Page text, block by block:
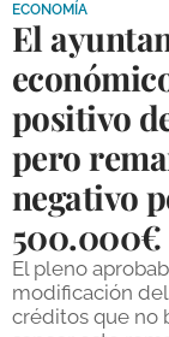
DEPORTES
COMPETICIONES
OPINIÓN
VENTANA
CÓRDOBA
ECONOMÍA
El
positivo
pero
negativo
500.000€
El pleno
modificación
créditos que no